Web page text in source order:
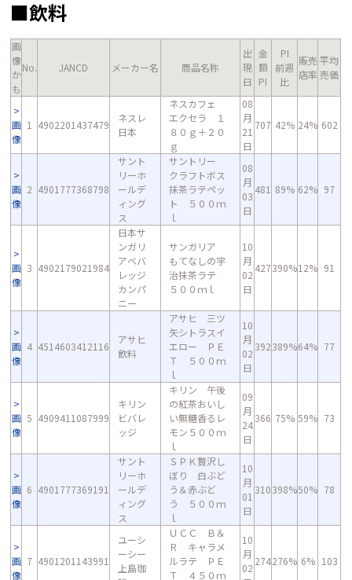
■飲料
画
像
か
も
No. JANCD メーカー名 商品名称
出
現
日
金
額
PI
PI
前週
比
販売
店率
平均
売価
画
像
1 4902201437479
ネスレ
日本
ネスカフェ
エクセラ １
８０ｇ＋２０
ｇ
08
月
21
日
707 42% 24% 602
画
像
2 4901777368798
サント
リーホ
ールデ
ィング
ス
サントリー
クラフトボス
抹茶ラテペッ
ト ５００ｍ
ｌ
08
月
03
日
481 89% 62% 97
画
像
3 4902179021984
日本サ
ンガリ
アベバ
レッジ
カンパ
ニー
サンガリア
もてなしの宇
治抹茶ラテ
５００ｍｌ
10
月
02
日
427390%12% 91
画
像
4 4514603412116
アサヒ
飲料
アサヒ 三ツ
矢シトラスイ
エロー ＰＥ
Ｔ ５００ｍ
ｌ
10
月
02
日
392389%64% 77
画
像
5 4909411087999
キリン
ビバレ
ッジ
キリン 午後
の紅茶おいし
い無糖香るレ
モン５００ｍ
ｌ
09
月
24
日
366 75% 59% 73
画
像
6 4901777369191
サント
リーホ
ールデ
ィング
ス
ＳＰＫ贅沢し
ぼり 白ぶど
う＆赤ぶど
う ５００ｍ
ｌ
10
月
01
日
310398%50% 78
画
像
7 4901201143991
ユーシ
ーシー
上島珈
ＵＣＣ Ｂ＆
Ｒ キャラメ
ルラテ ＰＥ
Ｔ ４５０ｍ
10
月
02
274276% 6% 103